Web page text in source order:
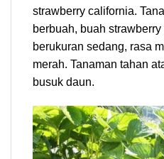
strawberry california.
berbuah, buah
berukuran sedang, rasa
merah. Tanaman tahan
busuk daun.